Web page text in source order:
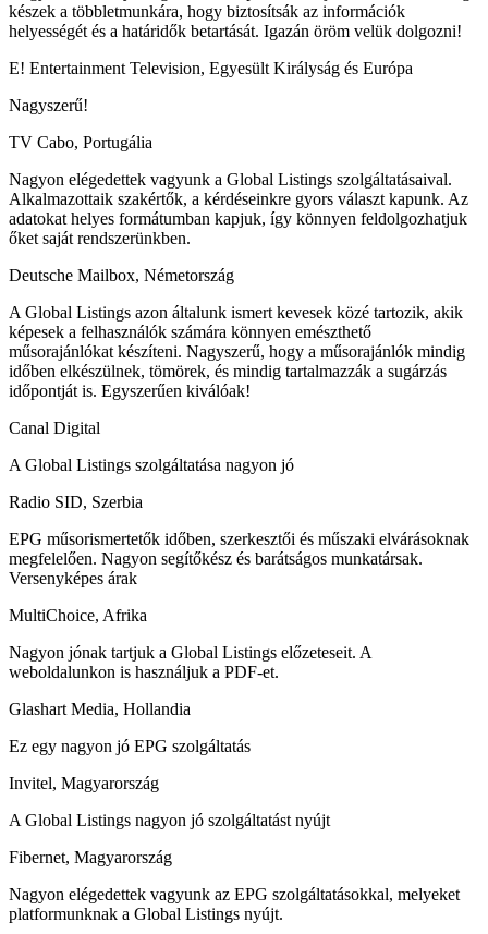
készek a többletmunkára, hogy biztosítsák az információk
helyességét és a határidők betartását. Igazán öröm velük dolgozni!
E! Entertainment Television, Egyesült Királyság és Európa
Nagyszerű!
TV Cabo, Portugália
Nagyon elégedettek vagyunk a Global Listings szolgáltatásaival.
Alkalmazottaik szakértők, a kérdéseinkre gyors választ kapunk. Az
adatokat helyes formátumban kapjuk, így könnyen feldolgozhatjuk
őket saját rendszerünkben.
Deutsche Mailbox, Németország
A Global Listings azon általunk ismert kevesek közé tartozik, akik
képesek a felhasználók számára könnyen emészthető
műsorajánlókat készíteni. Nagyszerű, hogy a műsorajánlók mindig
időben elkészülnek, tömörek, és mindig tartalmazzák a sugárzás
időpontját is. Egyszerűen kiválóak!
Canal Digital
A Global Listings szolgáltatása nagyon jó
Radio SID, Szerbia
EPG műsorismertetők időben, szerkesztői és műszaki elvárásoknak
megfelelően. Nagyon segítőkész és barátságos munkatársak.
Versenyképes árak
MultiChoice, Afrika
Nagyon jónak tartjuk a Global Listings előzeteseit. A
weboldalunkon is használjuk a PDF-et.
Glashart Media, Hollandia
Ez egy nagyon jó EPG szolgáltatás
Invitel, Magyarország
A Global Listings nagyon jó szolgáltatást nyújt
Fibernet, Magyarország
Nagyon elégedettek vagyunk az EPG szolgáltatásokkal, melyeket
platformunknak a Global Listings nyújt.